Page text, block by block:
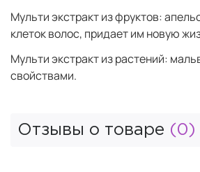
Мульти экстракт из фруктов:
клеток волос, придает им новую
Мульти экстракт из растений:
свойствами.
Отзывы о товаре (0)